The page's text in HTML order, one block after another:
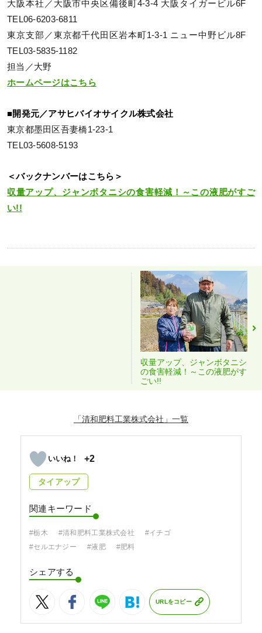
大阪本社／大阪市中央区備後町4-3-4 大阪タイガービル6F
TEL06-6203-6811
東京支部／東京都千代田区岩本町1-3-1 ニュー中野ビル8F
TEL03-5835-1182
担当／大野
ホームページはこちら
■開発元／アサヒバイオサイクル株式会社
東京都墨田区吾妻橋1-23-1
TEL03-5608-5193
＜バックナンバーはこちら＞
収量アップ、ジャンボタニシの食害軽減！～この液肥がすご
い!!
収量アップ、ジャンボタニシ
の食害軽減！～この液肥がす
ごい!!
「清和肥料工業株式会社」
+2
タイアップ
関連キーワード
#栃木 #清和肥料工業株式会社
#イチゴ
#セルエナジー
#液肥 #肥料
シェアする
URLをコピー